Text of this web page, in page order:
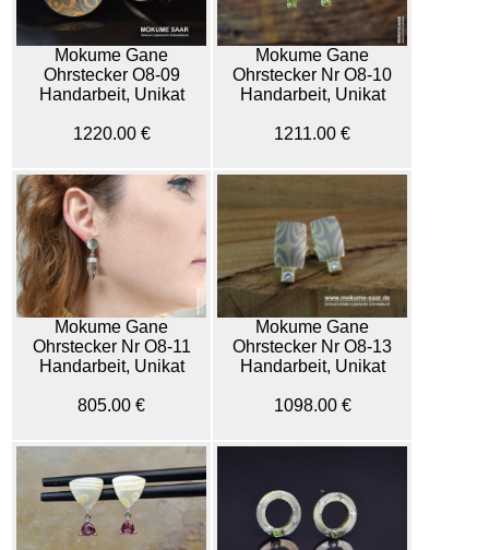
Mokume Gane
Ohrstecker O8-09
Handarbeit, Unikat
1220.00 €
Mokume Gane
Ohrstecker Nr O8-10
Handarbeit, Unikat
1211.00 €
Mokume Gane
Ohrstecker Nr O8-11
Handarbeit, Unikat
805.00 €
Mokume Gane
Ohrstecker Nr O8-13
Handarbeit, Unikat
1098.00 €